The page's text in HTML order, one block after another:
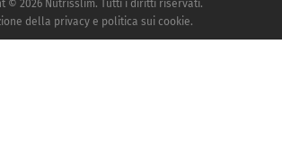
© 2026 Nutrisslim. Tutti i diritti riservati.
della privacy e politica sui cookie.